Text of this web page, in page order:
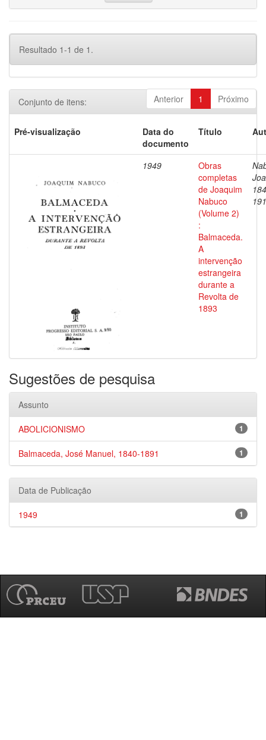
Resultado 1-1 de 1.
Anterior 1 Próximo
Conjunto de itens:
Pré-visualização
Data do
documento
Título
1949
Obras
completas
de Joaquim
Nabuco
(Volume 2)
:
Balmaceda.
A
intervenção
estrangeira
durante a
Revolta de
1893
Sugestões de pesquisa
Assunto
1
ABOLICIONISMO
1
Balmaceda, José Manuel, 1840-1891
Data de Publicação
1
1949